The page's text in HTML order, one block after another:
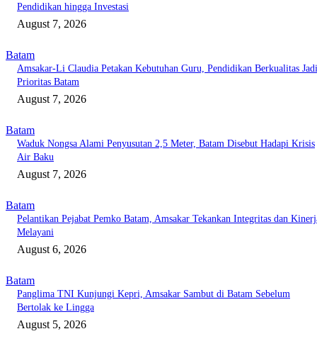
Pendidikan hingga Investasi
August 7, 2026
Batam
Amsakar-Li Claudia Petakan Kebutuhan Guru, Pendidikan Berkualitas Jadi
Prioritas Batam
August 7, 2026
Batam
Waduk Nongsa Alami Penyusutan 2,5 Meter, Batam Disebut Hadapi Krisis
Air Baku
August 7, 2026
Batam
Pelantikan Pejabat Pemko Batam, Amsakar Tekankan Integritas dan
Melayani
August 6, 2026
Batam
Panglima TNI Kunjungi Kepri, Amsakar Sambut di Batam Sebelum
Bertolak ke Lingga
August 5, 2026